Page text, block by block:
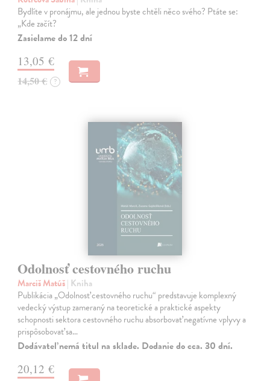
Bydlíte v pronájmu, ale jednou byste chtěli něco svého? Ptáte se:
„Kde začít?
Zasielame do 12 dní
13,05 €
14,50 € ?
Odolnosť cestovného ruchu
Marciš Matúš| Kniha
Publikácia „Odolnosť cestovného ruchu“ predstavuje komplexný
vedecký výstup zameraný na teoretické a praktické aspekty
schopnosti sektora cestovného ruchu absorbovať negatívne vplyvy a
prispôsobovať sa…
Dodávateľ nemá titul na sklade. Dodanie do cca. 30 dní.
20,12 €